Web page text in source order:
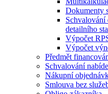
Dokumenty
Schvalování
detailního
Výpočet
Výpočet
Předmět
Schvalování
Nákupní
Smlouva bez